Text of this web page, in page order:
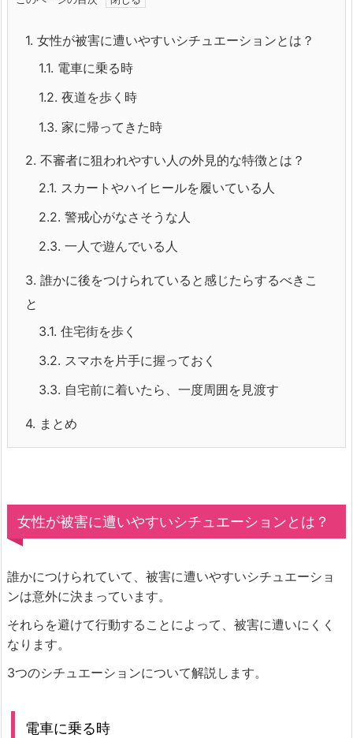
1. 女性が被害に遭いやすいシチュエーションとは？
1.1. 電車に乗る時
1.2. 夜道を歩く時
1.3. 家に帰ってきた時
2. 不審者に狙われやすい人の外見的な特徴とは？
2.1. スカートやハイヒールを履いている人
2.2. 警戒心がなさそうな人
2.3. 一人で遊んでいる人
3. 誰かに後をつけられていると感じたらするべきこ
と
3.1. 住宅街を歩く
3.2. スマホを片手に握っておく
3.3. 自宅前に着いたら、一度周囲を見渡す
4. まとめ
女性が被害に遭いやすいシチュエーションとは？
誰かにつけられていて、被害に遭いやすいシチュエーショ
ンは意外に決まっています。
それらを避けて行動することによって、被害に遭いにくく
なります。
3つのシチュエーションについて解説します。
電車に乗る時